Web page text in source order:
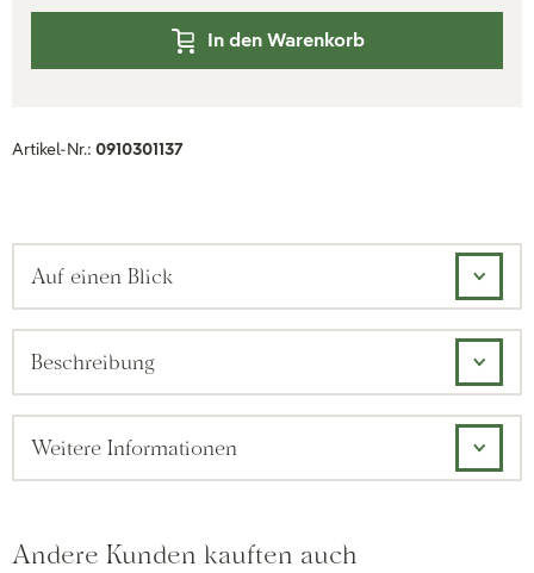
In den Warenkorb
Artikel-Nr.: 0910301137
Auf einen Blick
Beschreibung
Weitere Informationen
Andere Kunden kauften auch